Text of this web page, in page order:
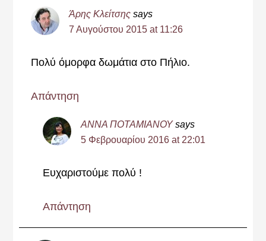
Άρης Κλείτσης says
7 Αυγούστου 2015 at 11:26
Πολύ όμορφα δωμάτια στο Πήλιο.
Απάντηση
ΑΝΝΑ ΠΟΤΑΜΙΑΝΟΥ says
5 Φεβρουαρίου 2016 at 22:01
Ευχαριστούμε πολύ !
Απάντηση